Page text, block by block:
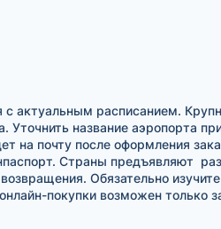
актуальным расписанием.
название аэропорта
почту после оформления
Страны предъявляют
Обязательно
покупки возможен только